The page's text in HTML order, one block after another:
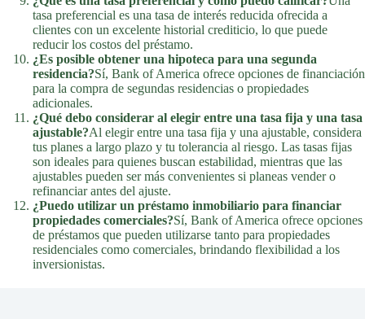
tasa preferencial es una tasa de interés reducida ofrecida a
clientes con un excelente historial crediticio, lo que puede
reducir los costos del préstamo.
¿Es posible obtener una hipoteca para una segunda
residencia?Sí, Bank of America ofrece opciones de financiación
para la compra de segundas residencias o propiedades
adicionales.
¿Qué debo considerar al elegir entre una tasa fija y una tasa
ajustable?Al elegir entre una tasa fija y una ajustable, considera
tus planes a largo plazo y tu tolerancia al riesgo. Las tasas fijas
son ideales para quienes buscan estabilidad, mientras que las
ajustables pueden ser más convenientes si planeas vender o
refinanciar antes del ajuste.
¿Puedo utilizar un préstamo inmobiliario para financiar
propiedades comerciales?Sí, Bank of America ofrece opciones
de préstamos que pueden utilizarse tanto para propiedades
residenciales como comerciales, brindando flexibilidad a los
inversionistas.